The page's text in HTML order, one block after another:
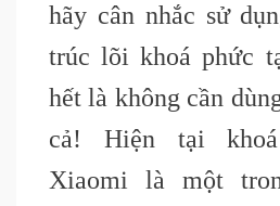
hãy cân nhắc sử
trúc lõi khoá phức
hết là không cần
cả! Hiện tại
Xiaomi là một